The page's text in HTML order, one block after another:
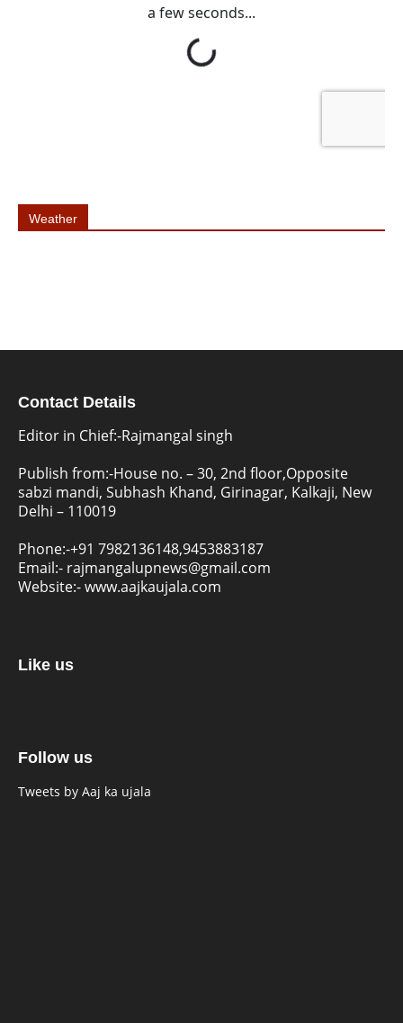
Weather
Contact Details
Editor in Chief:-Rajmangal singh
Publish from:-House no. – 30, 2nd floor,Opposite
sabzi mandi, Subhash Khand, Girinagar, Kalkaji, New
Delhi – 110019
Phone:-+91 7982136148,9453883187
Email:- rajmangalupnews@gmail.com
Website:-www.aajkaujala.com
Like us
Follow us
Tweets by Aaj ka ujala